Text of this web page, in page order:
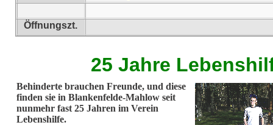
Behinderte brauchen Freunde, und diese
finden sie in Blankenfelde-Mahlow seit
nunmehr fast 25 Jahren im Verein
Lebenshilfe.
25 Jahre
Öffnungszt.